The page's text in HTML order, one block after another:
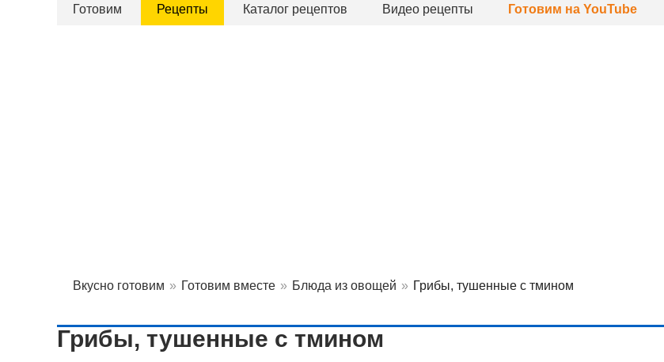
Готовим Рецепты Каталог рецептов Видео рецепты Готовим на YouTube
Вкусно готовим » Готовим вместе » Блюда из овощей » Грибы, тушенные с тмином
Грибы, тушенные с тмином